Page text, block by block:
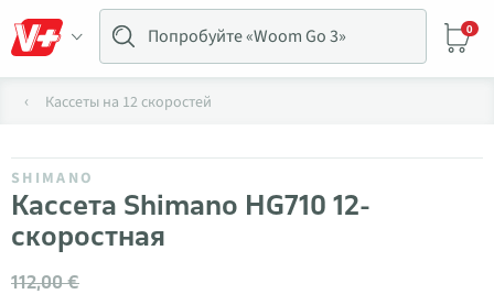
0
Кассеты на 12 скоростей
SHIMANO
Кассета Shimano HG710 12-
скоростная
112,00 €